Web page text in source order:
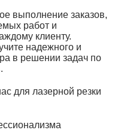
выполнение заказов,
работ и
клиенту.
надежного и
в решении задач по
для лазерной резки